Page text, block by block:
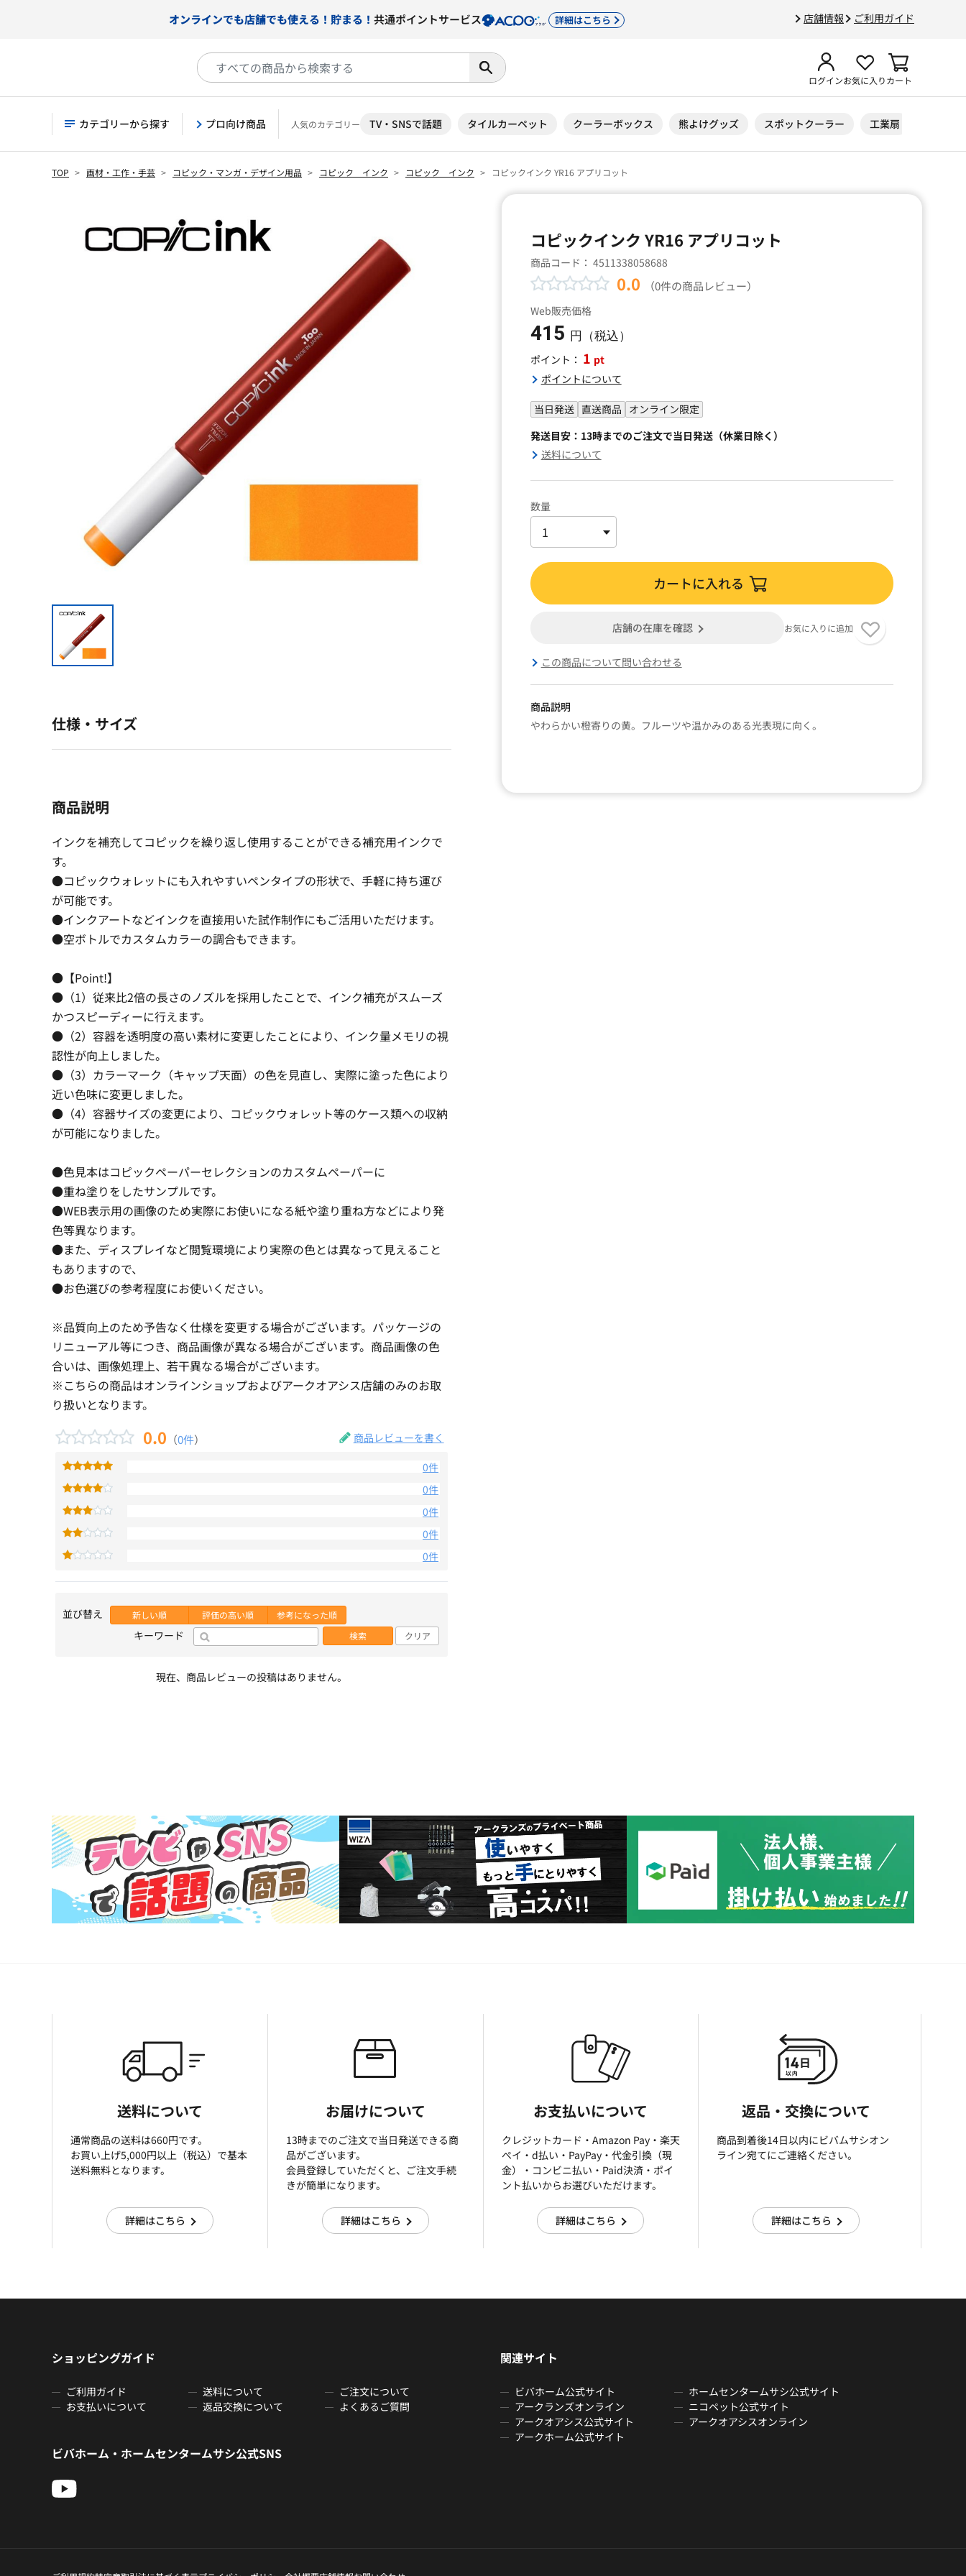
店舗情報 ご利用ガイド
オンラインでも店舗でも使える！貯まる！ 共通ポイントサービス 詳細はこちら
ログインお気に入りカート
カテゴリーから探す プロ向け商品 人気のカテゴリー TV・SNSで話題 タイルカーペット クーラーボックス 熊よけグッズ スポットクーラー 工業扇
TOP 画材・工作・手芸 コピック・マンガ・デザイン用品 コピック インク コピック インク コピックインク YR16 アプリコット
コピックインク YR16 アプリコット
商品コード： 4511338058688
0.0 （0件の商品レビュー）
Web販売価格
415 円（税込）
ポイント： 1 pt
ポイントについて
当日発送 直送商品 オンライン限定
発送目安：13時までのご注文で当日発送（休業日除く）
送料について
数量
カートに入れる
店舗の在庫を確認 お気に入りに追加
この商品について問い合わせる
商品説明
やわらかい橙寄りの黄。フルーツや温かみのある光表現に向く。
仕様・サイズ
商品説明
インクを補充してコピックを繰り返し使用することができる補充用インクで
す。
●コピックウォレットにも入れやすいペンタイプの形状で、手軽に持ち運び
が可能です。
●インクアートなどインクを直接用いた試作制作にもご活用いただけます。
●空ボトルでカスタムカラーの調合もできます。
●【Point!】
●（1）従来比2倍の長さのノズルを採用したことで、インク補充がスムーズ
かつスピーディーに行えます。
●（2）容器を透明度の高い素材に変更したことにより、インク量メモリの視
認性が向上しました。
●（3）カラーマーク（キャップ天面）の色を見直し、実際に塗った色により
近い色味に変更しました。
●（4）容器サイズの変更により、コピックウォレット等のケース類への収納
が可能になりました。
●色見本はコピックペーパーセレクションのカスタムペーパーに
●重ね塗りをしたサンプルです。
●WEB表示用の画像のため実際にお使いになる紙や塗り重ね方などにより発
色等異なります。
●また、ディスプレイなど閲覧環境により実際の色とは異なって見えること
もありますので、
●お色選びの参考程度にお使いください。
※品質向上のため予告なく仕様を変更する場合がございます。パッケージの
リニューアル等につき、商品画像が異なる場合がございます。商品画像の色
合いは、画像処理上、若干異なる場合がございます。
※こちらの商品はオンラインショップおよびアークオアシス店舗のみのお取
り扱いとなります。
0.0 （0件） 商品レビューを書く
0件
0件
0件
0件
0件
並び替え 新しい順 評価の高い順 参考になった順
キーワード 検索 クリア
現在、商品レビューの投稿はありません。
送料について
通常商品の送料は660円です。
お買い上げ5,000円以上（税込）で基本
送料無料となります。
詳細はこちら
お届けについて
13時までのご注文で当日発送できる商
品がございます。
会員登録していただくと、ご注文手続
きが簡単になります。
詳細はこちら
お支払いについて
クレジットカード・Amazon Pay・楽天
ぺイ・d払い・PayPay・代金引換（現
金）・コンビニ払い・Paid決済・ポイ
ント払いからお選びいただけます。
詳細はこちら
返品・交換について
商品到着後14日以内にビバムサシオン
ライン宛てにご連絡ください。
詳細はこちら
ショッピングガイド
ご利用ガイド 送料について
ご注文について
お支払いについて
返品交換について よくあるご質問
関連サイト
ビバホーム公式サイト
ホームセンタームサシ公式サイト
アークランズオンライン
ニコペット公式サイト
アークオアシス公式サイト
アークオアシスオンライン
アークホーム公式サイト
ビバホーム・ホームセンタームサシ公式SNS